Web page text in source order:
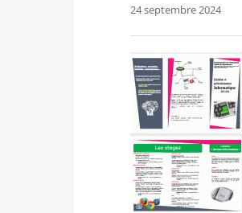
24 septembre 2024